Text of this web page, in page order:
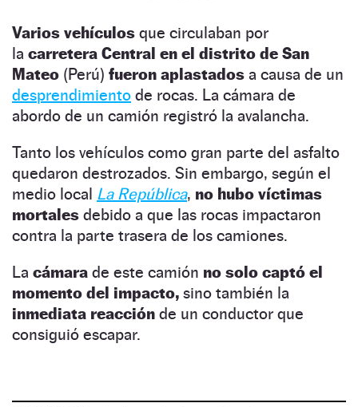
Varios vehículos que circulaban por
la carretera Central en el distrito de San
Mateo (Perú) fueron aplastados a causa de un
desprendimiento de rocas. La cámara de
abordo de un camión registró la avalancha.
Tanto los vehículos como gran parte del asfalto
quedaron destrozados. Sin embargo, según el
medio local La República, no hubo víctimas
mortales debido a que las rocas impactaron
contra la parte trasera de los camiones.
La cámara de este camión no solo captó el
momento del impacto, sino también la
inmediata reacción de un conductor que
consiguió escapar.